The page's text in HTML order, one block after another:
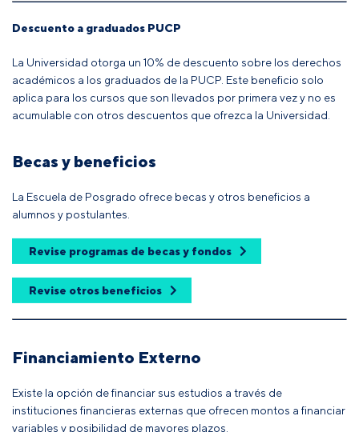
Descuento a graduados PUCP
La Universidad otorga un 10% de descuento sobre los derechos
académicos a los graduados de la PUCP. Este beneficio solo
aplica para los cursos que son llevados por primera vez y no es
acumulable con otros descuentos que ofrezca la Universidad.
Becas y beneficios
La Escuela de Posgrado ofrece becas y otros beneficios a
alumnos y postulantes.
Revise programas de becas y fondos
Revise otros beneficios
Financiamiento Externo
Existe la opción de financiar sus estudios a través de
instituciones financieras externas que ofrecen montos a financiar
variables y posibilidad de mayores plazos.